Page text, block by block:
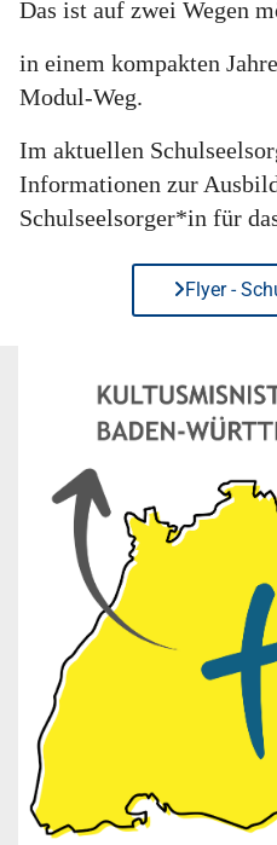
Das ist auf zwei Wegen
in einem kompakten
Modul-Weg.
Im aktuellen
Informationen zur
Schulseelsorger*in für
Flyer -